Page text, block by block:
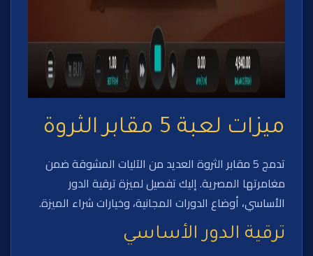
ميزات لعبة 5 مقابر الثروة
تدمج 5 مقابر الثروة العديد من الآليات المشوقة ضمن
مغامرتها المصرية. إليك تفصيل لميزة ترقية الدور
الأساسي، أوضاع الدورات المجانية، وخيارات شراء الميزة.
ترقية الدور الأساسي